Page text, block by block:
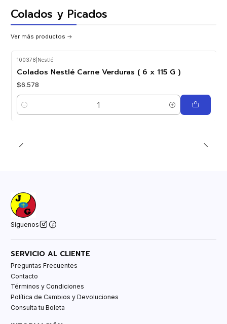
Colados y Picados
Ver más productos
100378 Nestlé
Colados Nestlé Carne Verduras ( 6 x 115 G )
$6.578
Cantidad
Síguenos
SERVICIO AL CLIENTE
Preguntas Frecuentes
Contacto
Términos y Condiciones
Política de Cambios y Devoluciones
Consulta tu Boleta